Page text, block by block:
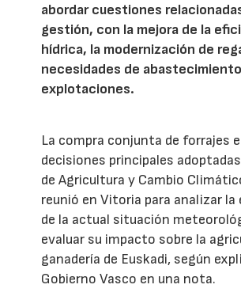
abordar cuestiones
gestión, con la mejora de la
hídrica, la modernización de
necesidades de
explotaciones.
La compra conjunta de forrajes
decisiones principales
de Agricultura y Cambio
reunió en Vitoria para analizar la
de la actual situación
evaluar su impacto sobre la
ganadería de Euskadi, según
Gobierno Vasco en una nota.